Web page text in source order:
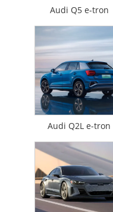
Audi Q5 e-tron
Audi Q2L e-tron